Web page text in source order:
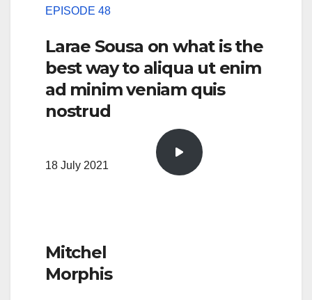
EPISODE 48
Larae Sousa on what is the
best way to aliqua ut enim
ad minim veniam quis
nostrud​
18 July 2021
Mitchel
Morphis